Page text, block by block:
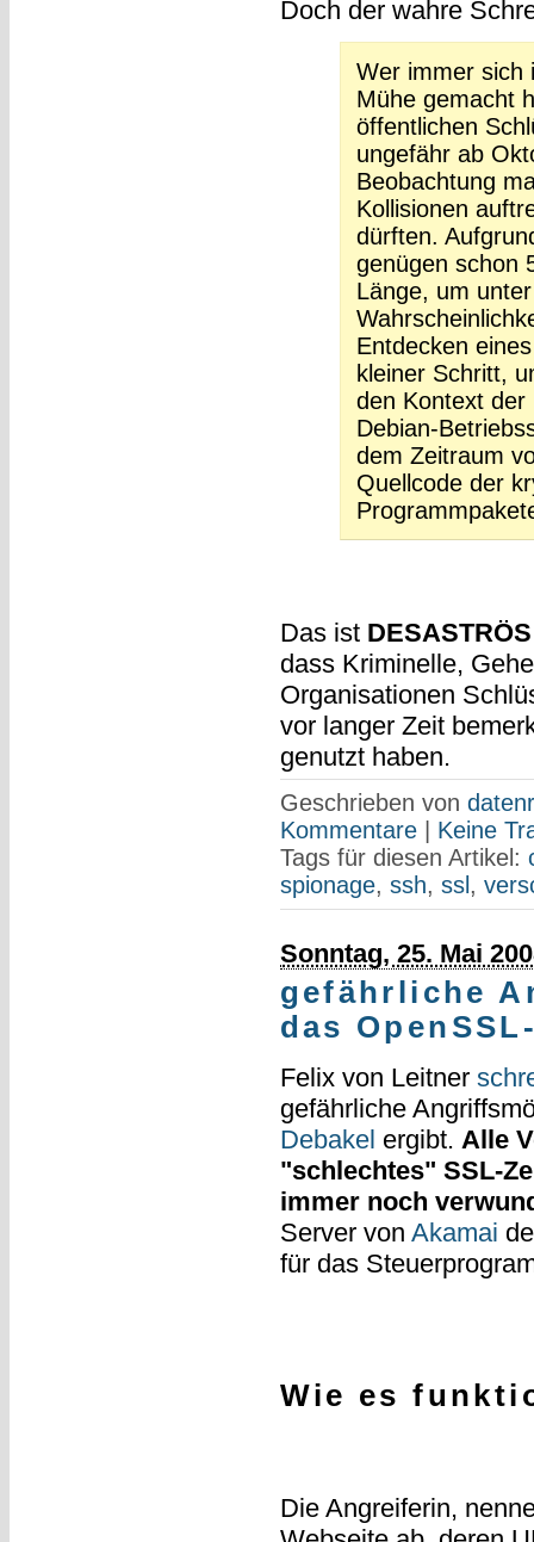
Doch der wahre
Wer immer sich
Mühe gemacht
öffentlichen
ungefähr ab
Beobachtung
Kollisionen
dürften.
genügen schon
Länge, um
Entdecken
kleiner Schritt,
den Kontext der
Debian-
dem Zeitraum
Quellcode der
Das ist DESASTRÖS
dass Kriminelle,
Organisationen
vor langer Zeit
genutzt haben.
Geschrieben von
Kommentare| Keine
Tags für diesen Artikel:
spionage, ssh, ssl ,
Sonntag, 25. Mai
gefährliche
das
Felix von Leitner
gefährliche
Debakel ergibt. Alle
"schlechtes" SSL-
immer noch
Server von Akamai
für das
Wie es
Die Angreiferin,